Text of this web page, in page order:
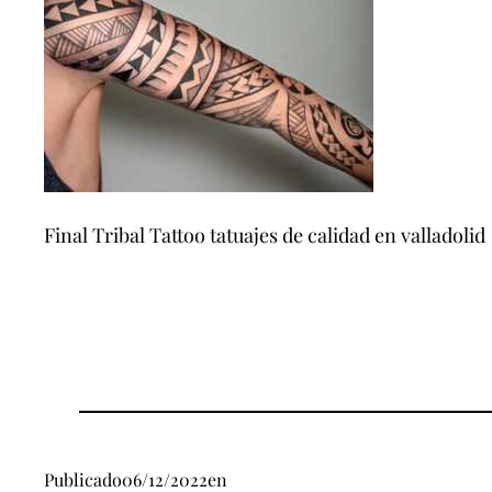
Final Tribal Tattoo tatuajes de calidad en valladolid
Publicado06/12/2022en